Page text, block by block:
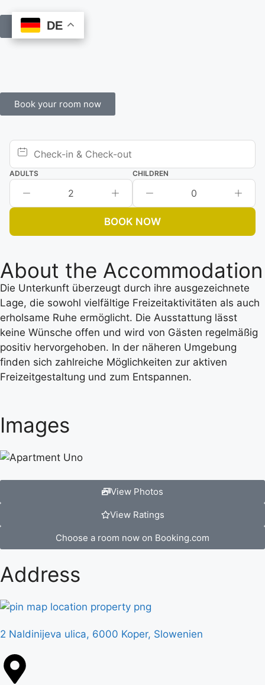
Book Online
Book your room now
ADULTS
2
CHILDREN
0
BOOK NOW
About the Accommodation
Die Unterkunft überzeugt durch ihre ausgezeichnete
Lage, die sowohl vielfältige Freizeitaktivitäten als auch
erholsame Ruhe ermöglicht. Die Ausstattung lässt
keine Wünsche offen und wird von Gästen regelmäßig
positiv hervorgehoben. In der näheren Umgebung
finden sich zahlreiche Möglichkeiten zur aktiven
Freizeitgestaltung und zum Entspannen.
Images
View Photos
View Ratings
Choose a room now on Booking.com
Address
2 Naldinijeva ulica, 6000 Koper, Slowenien
DE
DE